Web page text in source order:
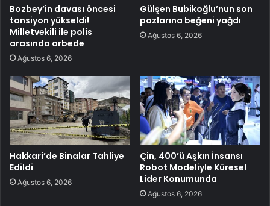
Bozbey’in davası öncesi
tansiyon yükseldi!
Milletvekili ile polis
arasında arbede
Ağustos 6, 2026
Gülşen Bubikoğlu’nun son
pozlarına beğeni yağdı
Ağustos 6, 2026
Hakkari’de Binalar Tahliye
Edildi
Ağustos 6, 2026
Çin, 400’ü Aşkın İnsansı
Robot Modeliyle Küresel
Lider Konumunda
Ağustos 6, 2026